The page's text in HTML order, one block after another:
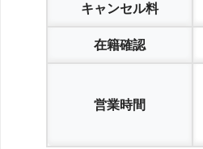
キャンセル料
在籍確認
営業時間